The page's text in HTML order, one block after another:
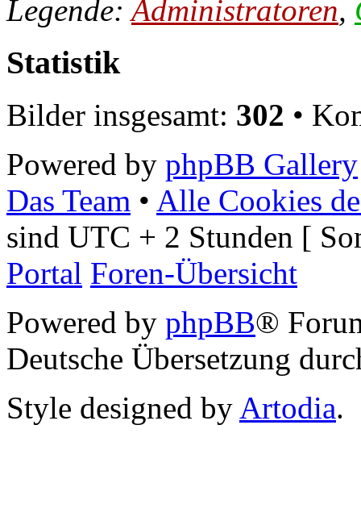
Legende:Administratoren,
Statistik
Bilder insgesamt: 302 •
Powered by phpBB Gallery
Das Team • Alle Cookies
sind UTC + 2 Stunden [
Portal Foren-Übersicht
Powered by phpBB®
Deutsche Übersetzung
Style designed by Artodia.